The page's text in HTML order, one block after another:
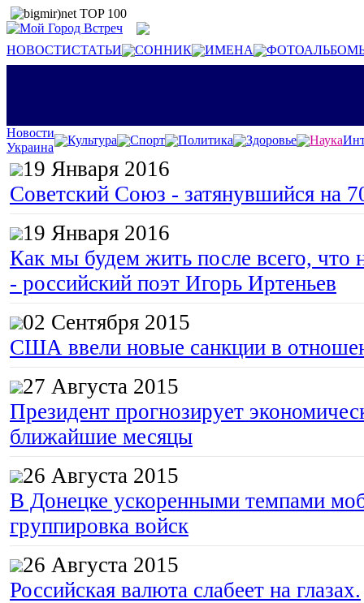
НОВОСТИСТАТЬИ СОННИК ИМЕНА
Новости
Украина
Культура Спорт Политика Здоровье Наука
19 Января 2016
Советский Союз - затянувшийся на
19 Января 2016
Как мы будем жить после всего, что
- российский поэт Игорь Иртеньев
02 Сентября 2015
США ввели новые санкции в
27 Августа 2015
Президент прогнозирует
ближайшие месяцы
26 Августа 2015
В Донецке ускоренными темпами
группировка войск
26 Августа 2015
Российская валюта слабеет на глазах.